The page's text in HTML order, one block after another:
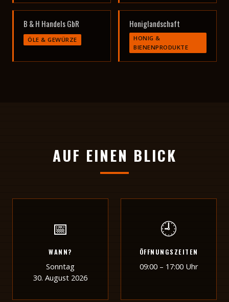
B & H Handels GbR
ÖLE & GEWÜRZE
Honiglandschaft
HONIG &
BIENENPRODUKTE
AUF EINEN BLICK
📅
WANN?
Sonntag
30. August 2026
🕘
ÖFFNUNGSZEITEN
09:00 – 17:00 Uhr